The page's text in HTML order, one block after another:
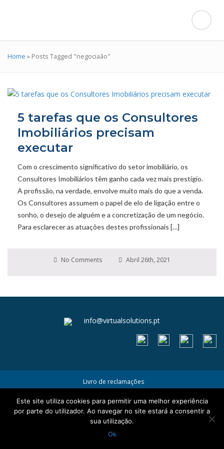
Home » Posts Tagged "negociaão"
5 tarefas que os Consultores
Imobiliários precisam
executar
Com o crescimento significativo do setor imobiliário, os
Consultores Imobiliários têm ganho cada vez mais prestígio.
A profissão, na verdade, envolve muito mais do que a venda.
Os Consultores assumem o papel de elo de ligação entre o
sonho, o desejo de alguém e a concretização de um negócio.
Para esclarecer as atuações destes profissionais […]
No Comments Abril 26th, 2021
info@virtualsolutions.pt
Livro de reclamações
Política de Privacidade e Cookies
Este site utiliza cookies para permitir uma melhor experiência
por parte do utilizador. Ao navegar no site estará a consentir a
sua utilização.
Ok